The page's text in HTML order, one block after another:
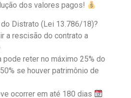
dos valores pagos!
Distrato (Lei 13.786/18)?
a rescisão do contrato a
pode reter no máximo 25% do
se houver patrimônio de
ocorrer em até 180 dias